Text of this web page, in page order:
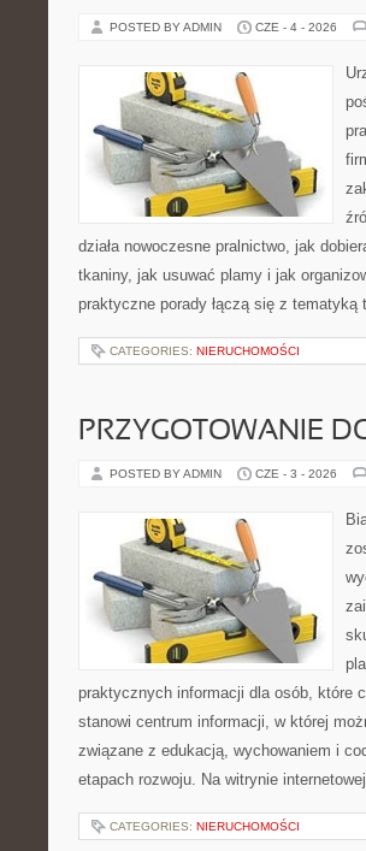
POSTED BY ADMIN CZE - 4 - 2026
działa nowoczesne pralnictwo, jak
tkaniny, jak usuwać plamy i jak
praktyczne porady łączą się z
CATEGORIES: NIERUCHOMOŚCI
PRZYGOTOWANIE
POSTED BY ADMIN CZE - 3 - 2026
praktycznych informacji dla osób, które
stanowi centrum informacji, w której
związane z edukacją, wychowaniem i
etapach rozwoju. Na witrynie
CATEGORIES: NIERUCHOMOŚCI